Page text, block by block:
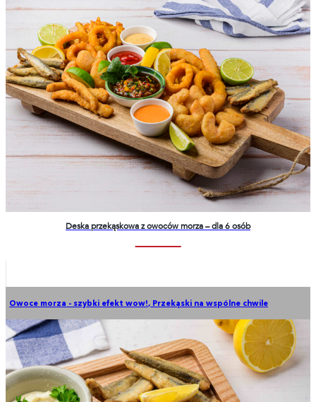
Deska przekąskowa z owoców morza – dla 6 osób
Owoce morza - szybki efekt wow!, Przekąski na wspólne chwile